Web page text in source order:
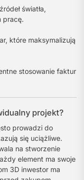
światła,
pracę.
które maksymalizują
stosowanie faktur
projekt?
prowadzi do
się uciążliwe.
na stworzenie
element ma swoje
3D inwestor ma